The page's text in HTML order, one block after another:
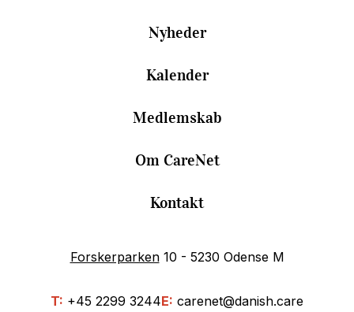
Nyheder
Kalender
Medlemskab
Om CareNet
Kontakt
Forskerparken10 - 5230 Odense M
T: +45 2299 3244E: carenet@danish.care